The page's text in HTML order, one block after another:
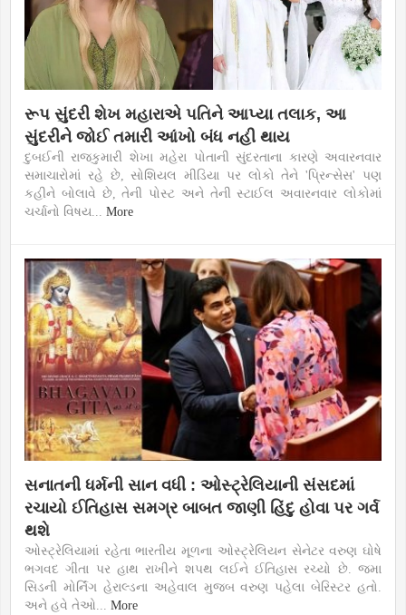
રૂપ સુંદરી શેખ મહારાએ પતિને આપ્યા તલાક, આ
સુંદરીને જોઈ તમારી આંખો બંધ નહી થાય
દુબઈની રાજકુમારી શેખા મહેરા પોતાની સુંદરતાના કારણે અવારનવાર
સમાચારોમાં રહે છે, સોશિયલ મીડિયા પર લોકો તેને 'પ્રિન્સેસ' પણ
કહીને બોલાવે છે, તેની પોસ્ટ અને તેની સ્ટાઈલ અવારનવાર લોકોમાં
ચર્ચાનો વિષય... More
સનાતની ધર્મની સાન વધી : ઓસ્ટ્રેલિયાની સંસદમાં
રચાયો ઈતિહાસ સમગ્ર બાબત જાણી હિંદુ હોવા પર ગર્વ
થશે
ઓસ્ટ્રેલિયામાં રહેતા ભારતીય મૂળના ઓસ્ટ્રેલિયન સેનેટર વરુણ ઘોષે
ભગવદ ગીતા પર હાથ રાખીને શપથ લઈને ઈતિહાસ રચ્યો છે. જમા
સિડની મોર્નિંગ હેરાલ્ડના અહેવાલ મુજબ વરુણ પહેલા બેરિસ્ટર હતો.
અને હવે તેઓ... More